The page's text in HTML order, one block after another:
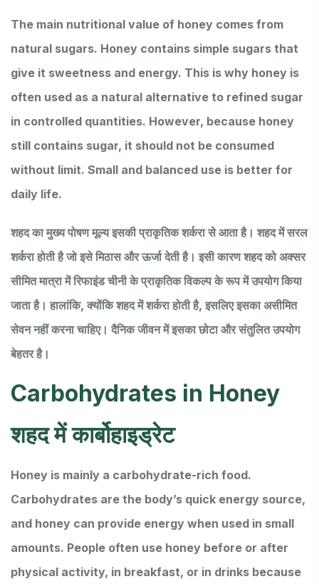
The main nutritional value of honey comes from
natural sugars. Honey contains simple sugars that
give it sweetness and energy. This is why honey is
often used as a natural alternative to refined sugar
in controlled quantities. However, because honey
still contains sugar, it should not be consumed
without limit. Small and balanced use is better for
daily life.
शहद का मुख्य पोषण मूल्य इसकी प्राकृतिक शर्करा से आता है। शहद में सरल
शर्करा होती है जो इसे मिठास और ऊर्जा देती है। इसी कारण शहद को अक्सर
सीमित मात्रा में रिफाइंड चीनी के प्राकृतिक विकल्प के रूप में उपयोग किया
जाता है। हालांकि, क्योंकि शहद में शर्करा होती है, इसलिए इसका असीमित
सेवन नहीं करना चाहिए। दैनिक जीवन में इसका छोटा और संतुलित उपयोग
बेहतर है।
Carbohydrates in Honey
शहद में कार्बोहाइड्रेट
Honey is mainly a carbohydrate-rich food.
Carbohydrates are the body’s quick energy source,
and honey can provide energy when used in small
amounts. People often use honey before or after
physical activity, in breakfast, or in drinks because